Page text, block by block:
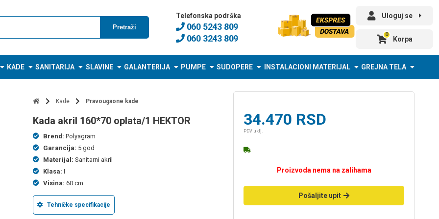
Pretraži
Telefonska podrška
060 5243 809
060 3243 809
Uloguj se
0
Korpa
KADE SANITARIJA SLAVINE GALANTERIJA PUMPE SUDOPERE INSTALACIONI MATERIJAL GREJNA TELA
Kade Pravougaone kade
kada akril 160*70 oplata/1 HEKTOR
Brend: Polyagram
Garancija: 5 god
Materijal: Sanitarni akril
Klasa: I
Visina: 60 cm
Tehničke specifikacije
34.470 RSD
PDV uklj.
Proizvoda nema na zalihama
Pošaljite upit